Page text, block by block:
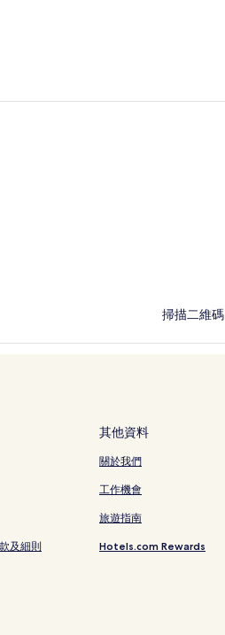
掃描二維碼
及細則
其他資料
關於我們
工作機會
旅遊指南
Hotels.com Rewards